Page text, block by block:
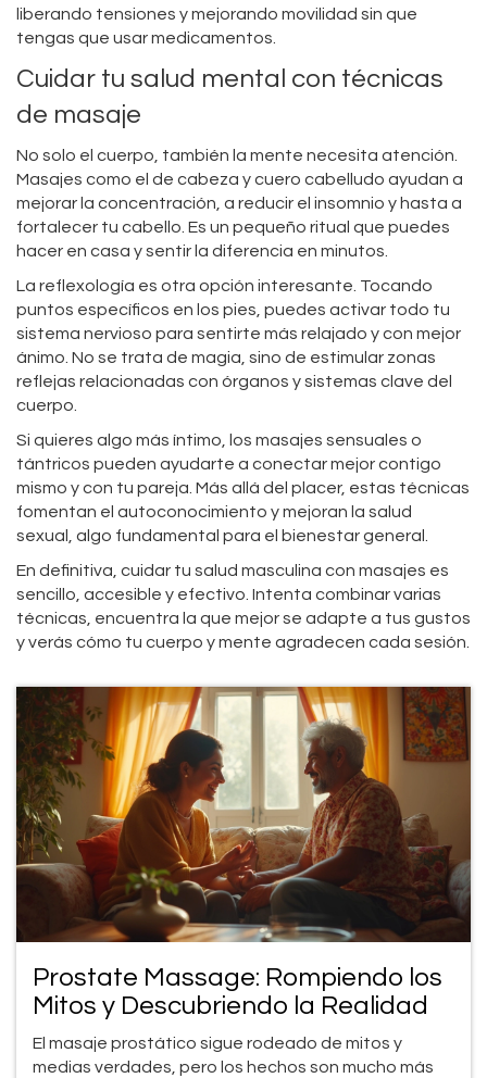
liberando tensiones y mejorando movilidad sin que
tengas que usar medicamentos.
Cuidar tu salud mental con técnicas
de masaje
No solo el cuerpo, también la mente necesita atención.
Masajes como el de cabeza y cuero cabelludo ayudan a
mejorar la concentración, a reducir el insomnio y hasta a
fortalecer tu cabello. Es un pequeño ritual que puedes
hacer en casa y sentir la diferencia en minutos.
La reflexología es otra opción interesante. Tocando
puntos específicos en los pies, puedes activar todo tu
sistema nervioso para sentirte más relajado y con mejor
ánimo. No se trata de magia, sino de estimular zonas
reflejas relacionadas con órganos y sistemas clave del
cuerpo.
Si quieres algo más íntimo, los masajes sensuales o
tántricos pueden ayudarte a conectar mejor contigo
mismo y con tu pareja. Más allá del placer, estas técnicas
fomentan el autoconocimiento y mejoran la salud
sexual, algo fundamental para el bienestar general.
En definitiva, cuidar tu salud masculina con masajes es
sencillo, accesible y efectivo. Intenta combinar varias
técnicas, encuentra la que mejor se adapte a tus gustos
y verás cómo tu cuerpo y mente agradecen cada sesión.
Prostate Massage: Rompiendo los
Mitos y Descubriendo la Realidad
El masaje prostático sigue rodeado de mitos y
medias verdades, pero los hechos son mucho más